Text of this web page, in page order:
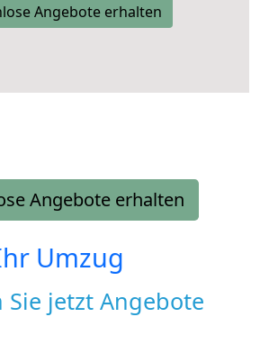
Angebote erhalten
Angebote erhalten
Umzug
Sie jetzt Angebote